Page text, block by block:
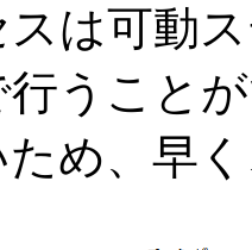
スは可動
行うこと
め、早